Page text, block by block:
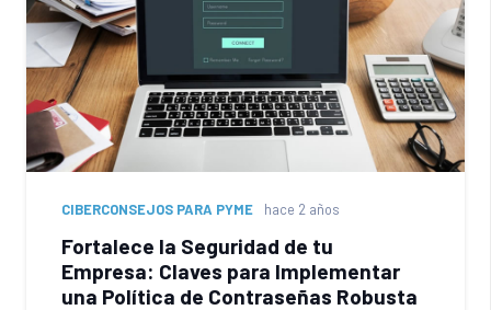
CIBERCONSEJOS PARA PYME hace 2 años
Fortalece la Seguridad de tu
Empresa: Claves para Implementar
una Política de Contraseñas Robusta